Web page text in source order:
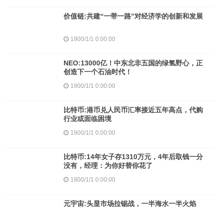
价值链:共建“一带一路”对经济学的创新和发展
1900/1/1 0:00:00
NEO:13000亿！中东北非五国的绿氢野心，正
创造下一个石油时代！
1900/1/1 0:00:00
比特币:港币兑人民币汇率接近五年高点，代购
行业或面临困境
1900/1/1 0:00:00
比特币:14年女子存1310万元，4年后取钱一分
没有，经理：为你好替你花了
1900/1/1 0:00:00
元宇宙:头显市场拉锯战，一半海水一半火焰